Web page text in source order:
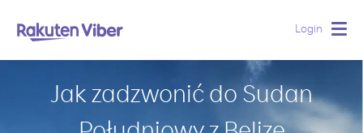
Login
Jak zadzwonić do Sudan